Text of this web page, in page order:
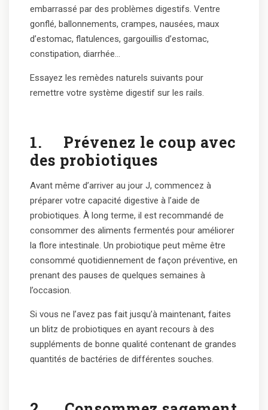
embarrassé par des problèmes digestifs. Ventre
gonflé, ballonnements, crampes, nausées, maux
d’estomac, flatulences, gargouillis d’estomac,
constipation, diarrhée…
Essayez les remèdes naturels suivants pour
remettre votre système digestif sur les rails.
1. Prévenez le coup avec
des probiotiques
Avant même d’arriver au jour J, commencez à
préparer votre capacité digestive à l’aide de
probiotiques. À long terme, il est recommandé de
consommer des aliments fermentés pour améliorer
la flore intestinale. Un probiotique peut même être
consommé quotidiennement de façon préventive, en
prenant des pauses de quelques semaines à
l’occasion.
Si vous ne l’avez pas fait jusqu’à maintenant, faites
un blitz de probiotiques en ayant recours à des
suppléments de bonne qualité contenant de grandes
quantités de bactéries de différentes souches.